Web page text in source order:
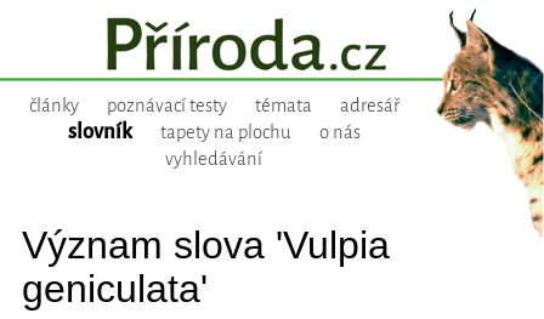
články poznávací testy témata adresář
slovník tapety na plochu
o nás
vyhledávání
Význam slova 'Vulpia
geniculata'